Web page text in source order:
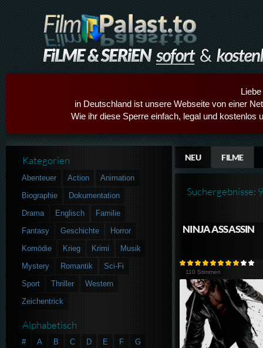
in Deutschland ist unsere Webseite von einer
Wie ihr diese Sperre einfach, legal und kostenlos
NEU FILME
Suchergebnisse: 9
NINJA ASSASSIN
110 Stimmen
Kategorien
Abenteuer Action
Animation
Biographie
Dokumentation
Drama
Englisch
Familie
Fantasy
Geschichte
Horror
Komödie
Krieg Krimi
Musik
Mystery
Romantik
Sci-Fi
Sport
Thriller
Western
Zeichentrick
Alphabetisch
# A B C D E F
G